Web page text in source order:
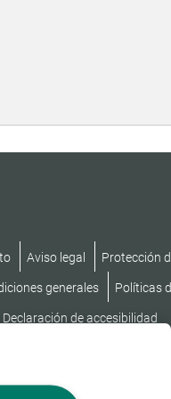
Aviso legal Protección
generales Políticas
Declaración de accesibilidad